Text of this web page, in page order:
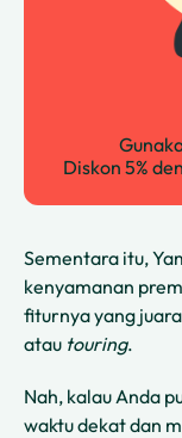
Diskon 5%
Sementara itu,
kenyamanan
fiturnya yang
atau touring.
Nah, kalau Anda
waktu dekat dan